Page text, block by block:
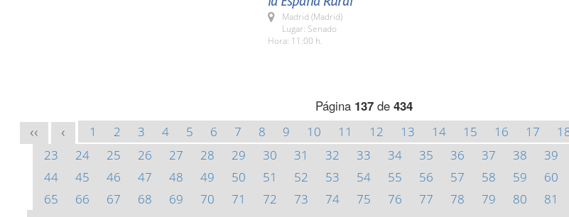
Madrid (Madrid)
Lugar: Senado
Hora: 11:00 h.
Página 137de 434
<< < 1 2 3 4 5 6 7 8 9 10 11 12 13 14 15 16 17
23
24 25 26 27 28 29 30 31 32 33 34 35 36 37 38 39
44
45 46 47 48 49 50 51 52 53 54 55 56 57 58 59 60
65
66 67 68 69 70 71 72 73 74 75 76 77 78 79 80 81